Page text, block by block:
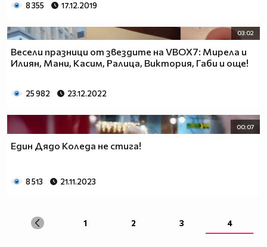
8 355 17.12.2019
03:02
Весели празници от звездите на VBOX7: Мирела и
Илиян, Мани, Касим, Ралица, Виктория, Габи и още!
25 982 23.12.2022
00:07
Един Дядо Коледа не стига!
8 513 21.11.2023
1 2 3 4